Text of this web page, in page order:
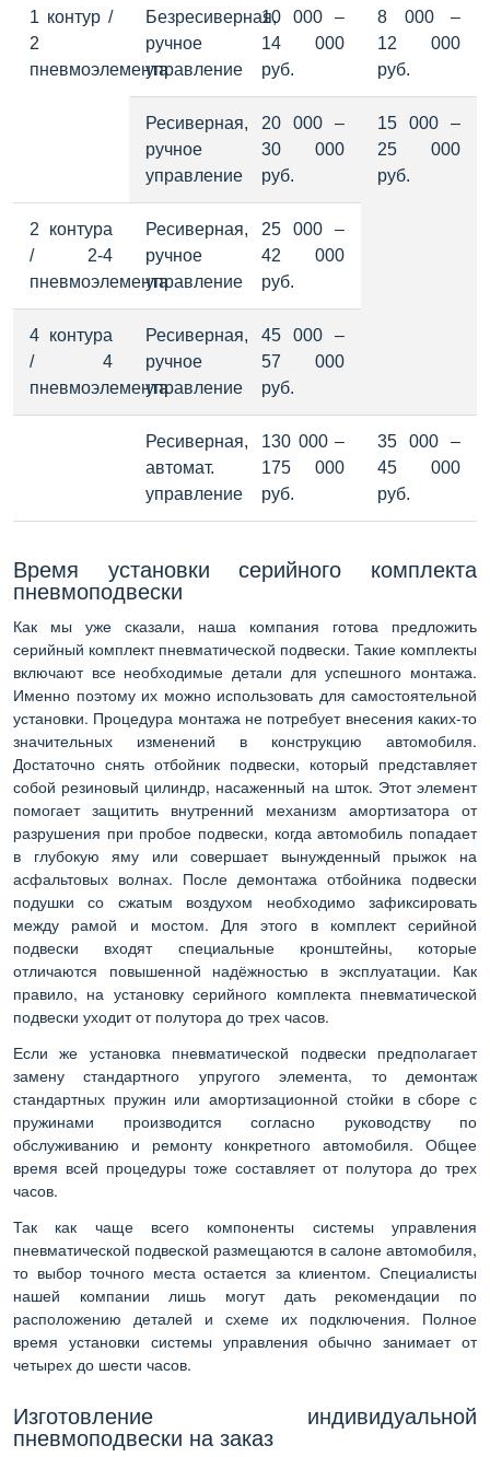
1 контур /
2
пневмоэлемента
Безресиверная,
ручное
управление
10 000 –
14 000
руб.
8 000 –
12 000
руб.
Ресиверная,
ручное
управление
20 000 –
30 000
руб.
15 000 –
25 000
руб.
2 контура
/ 2-4
пневмоэлемента
Ресиверная,
ручное
управление
25 000 –
42 000
руб.
4 контура
/ 4
пневмоэлемента
Ресиверная,
ручное
управление
45 000 –
57 000
руб.
Ресиверная,
автомат.
управление
130 000 –
175 000
руб.
35 000 –
45 000
руб.
Время установки серийного комплекта
пневмоподвески
Как мы уже сказали, наша компания готова предложить
серийный комплект пневматической подвески. Такие комплекты
включают все необходимые детали для успешного монтажа.
Именно поэтому их можно использовать для самостоятельной
установки. Процедура монтажа не потребует внесения каких-то
значительных изменений в конструкцию автомобиля.
Достаточно снять отбойник подвески, который представляет
собой резиновый цилиндр, насаженный на шток. Этот элемент
помогает защитить внутренний механизм амортизатора от
разрушения при пробое подвески, когда автомобиль попадает
в глубокую яму или совершает вынужденный прыжок на
асфальтовых волнах. После демонтажа отбойника подвески
подушки со сжатым воздухом необходимо зафиксировать
между рамой и мостом. Для этого в комплект серийной
подвески входят специальные кронштейны, которые
отличаются повышенной надёжностью в эксплуатации. Как
правило, на установку серийного комплекта пневматической
подвески уходит от полутора до трех часов.
Если же установка пневматической подвески предполагает
замену стандартного упругого элемента, то демонтаж
стандартных пружин или амортизационной стойки в сборе с
пружинами производится согласно руководству по
обслуживанию и ремонту конкретного автомобиля. Общее
время всей процедуры тоже составляет от полутора до трех
часов.
Так как чаще всего компоненты системы управления
пневматической подвеской размещаются в салоне автомобиля,
то выбор точного места остается за клиентом. Специалисты
нашей компании лишь могут дать рекомендации по
расположению деталей и схеме их подключения. Полное
время установки системы управления обычно занимает от
четырех до шести часов.
Изготовление индивидуальной
пневмоподвески на заказ